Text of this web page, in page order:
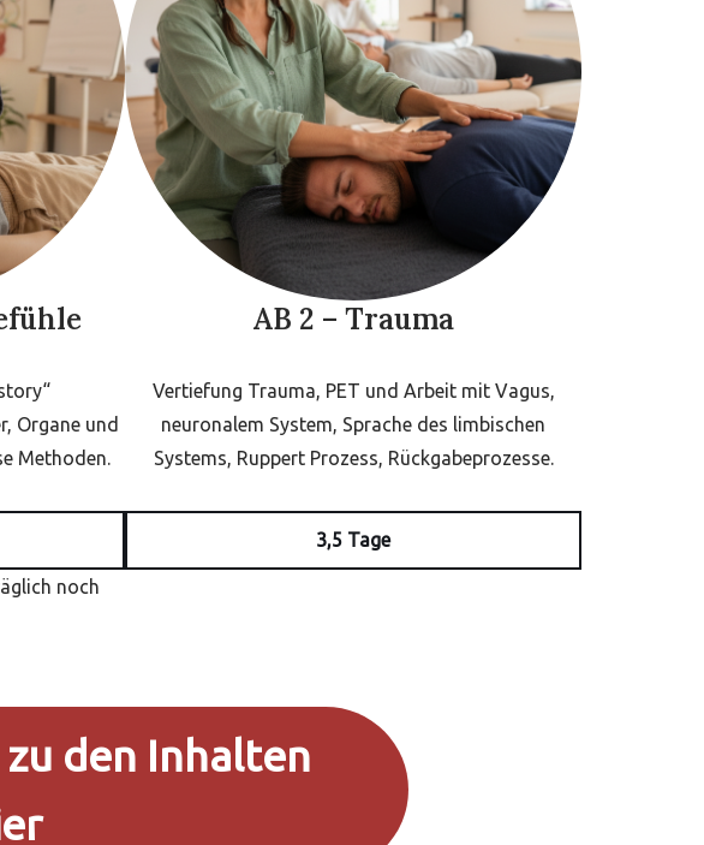
Organe und
Methoden.
noch
AB 2 – Trauma
Vertiefung Trauma, PET und Arbeit mit Vagus,
neuronalem System, Sprache des limbischen
Systems, Ruppert Prozess, Rückgabeprozesse.
3,5 Tage
den Inhalten